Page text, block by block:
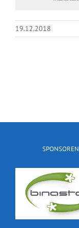
19.12.2018
SPONSOREN